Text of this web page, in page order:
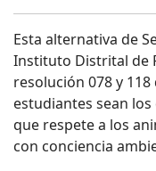
Esta alternativa de
Instituto Distrital de
resolución 078 y
estudiantes sean
que respete a los
con conciencia